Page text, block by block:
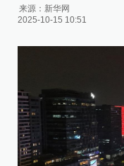
来源： 新华网
2025-10-15 10:51